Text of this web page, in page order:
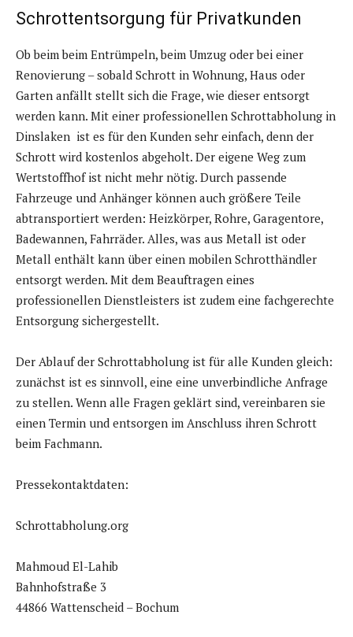
Schrottentsorgung für Privatkunden
Ob beim beim Entrümpeln, beim Umzug oder bei einer
Renovierung – sobald Schrott in Wohnung, Haus oder
Garten anfällt stellt sich die Frage, wie dieser entsorgt
werden kann. Mit einer professionellen Schrottabholung in
Dinslaken ist es für den Kunden sehr einfach, denn der
Schrott wird kostenlos abgeholt. Der eigene Weg zum
Wertstoffhof ist nicht mehr nötig. Durch passende
Fahrzeuge und Anhänger können auch größere Teile
abtransportiert werden: Heizkörper, Rohre, Garagentore,
Badewannen, Fahrräder. Alles, was aus Metall ist oder
Metall enthält kann über einen mobilen Schrotthändler
entsorgt werden. Mit dem Beauftragen eines
professionellen Dienstleisters ist zudem eine fachgerechte
Entsorgung sichergestellt.
Der Ablauf der Schrottabholung ist für alle Kunden gleich:
zunächst ist es sinnvoll, eine eine unverbindliche Anfrage
zu stellen. Wenn alle Fragen geklärt sind, vereinbaren sie
einen Termin und entsorgen im Anschluss ihren Schrott
beim Fachmann.
Pressekontaktdaten:
Schrottabholung.org
Mahmoud El-Lahib
Bahnhofstraße 3
44866 Wattenscheid – Bochum